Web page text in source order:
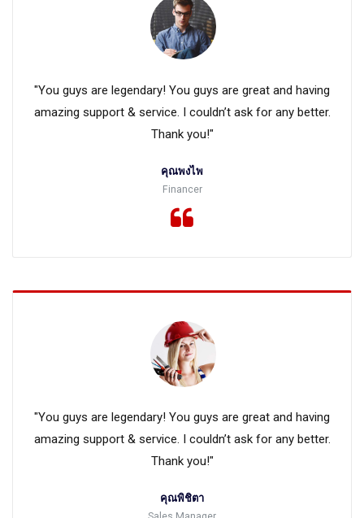
"You guys are legendary! You guys are great and having
amazing support & service. I couldn’t ask for any better.
Thank you!"
คุณพงไพ
Financer
"You guys are legendary! You guys are great and having
amazing support & service. I couldn’t ask for any better.
Thank you!"
คุณพิชิตา